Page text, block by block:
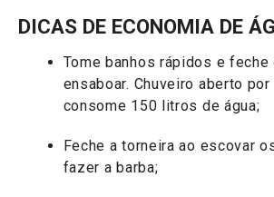
DICAS DE ECONOMIA DE
Tome banhos rápidos e
ensaboar. Chuveiro aberto
consome 150 litros de água;
Feche a torneira ao escovar
fazer a barba;